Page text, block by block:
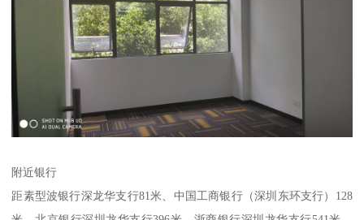
附近银行
距素型波银行深龙华支行81米、中国工商银行（深圳东环支行）128